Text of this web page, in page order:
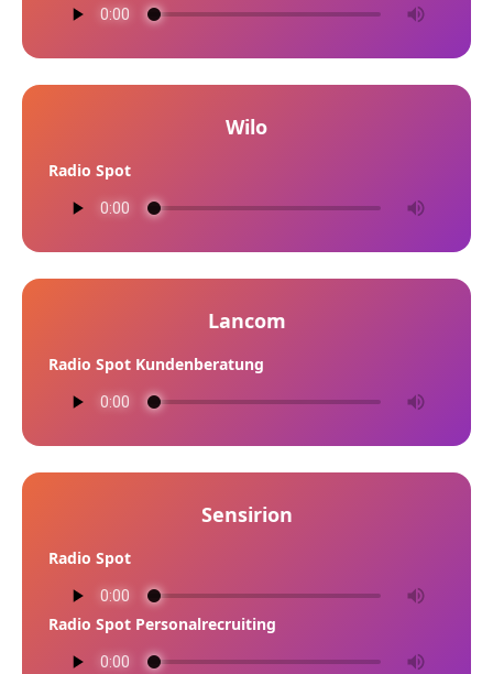
Wilo
Radio Spot
Lancom
Radio Spot Kundenberatung
Sensirion
Radio Spot
Radio Spot Personalrecruiting